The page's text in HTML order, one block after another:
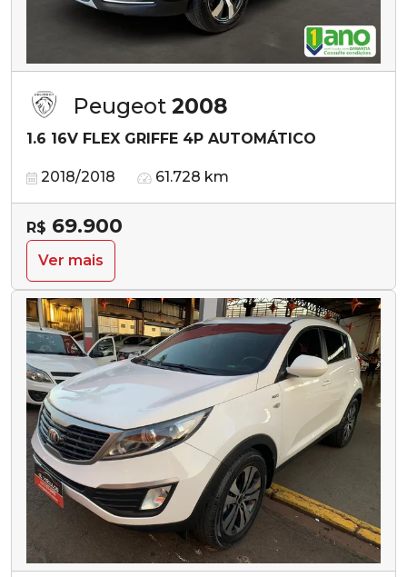
Peugeot 2008
1.6 16V FLEX GRIFFE 4P AUTOMÁTICO
2018/2018 61.728 km
R$ 69.900
Ver mais